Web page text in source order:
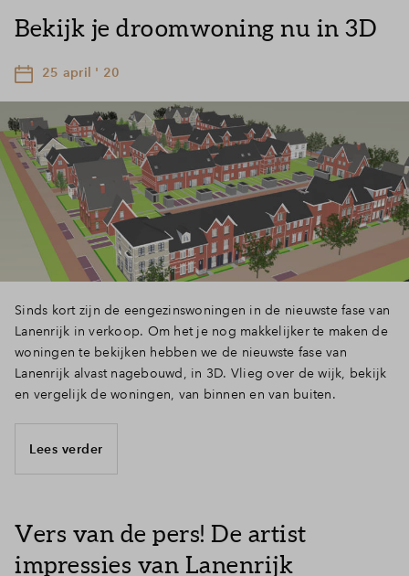
Bekijk je droomwoning nu in 3D
25 april ' 20
Sinds kort zijn de eengezinswoningen in de nieuwste fase van
Lanenrijk in verkoop. Om het je nog makkelijker te maken de
woningen te bekijken hebben we de nieuwste fase van
Lanenrijk alvast nagebouwd, in 3D. Vlieg over de wijk, bekijk
en vergelijk de woningen, van binnen en van buiten.
Lees verder
Vers van de pers! De artist
impressies van Lanenrijk